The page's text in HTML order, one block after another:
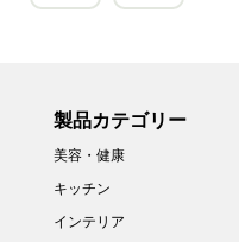
製品カテゴリー
美容・健康
キッチン
インテリア